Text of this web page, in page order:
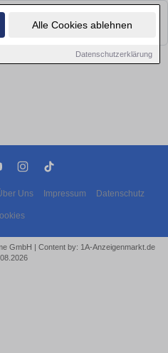
Alle Cookies ablehnen
Datenschutzerklärung
Objekte finden. Schauen Sie
Uns Impressum Datenschutz
GmbH | Content by: 1A-Anzeigenmarkt.de